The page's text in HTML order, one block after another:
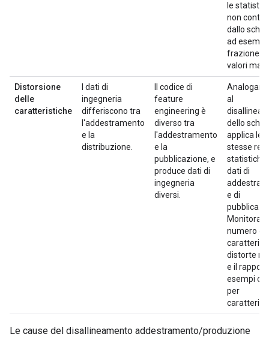
le
non
dallo
ad
frazione di
valori
Distorsione
delle
caratteristiche
I dati di
ingegneria
differiscono tra
l'addestramento
e la
distribuzione.
Il codice di
feature
engineering è
diverso tra
l'addestramento
e la
pubblicazione, e
produce dati di
ingegneria
diversi.
al
dello
applica le
stesse
statistiche
dati di
e di
Monitora il
numero di
distorte
e il
esempi
per
Le cause del disallineamento addestramento/produzione